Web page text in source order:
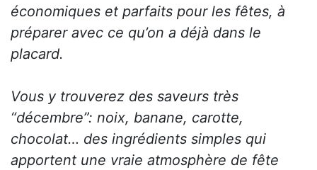
économiques et parfaits pour les fêtes, à
préparer avec ce qu’on a déjà dans le
placard.
Vous y trouverez des saveurs très
“décembre”: noix, banane, carotte,
chocolat… des ingrédients simples qui
apportent une vraie atmosphère de fête